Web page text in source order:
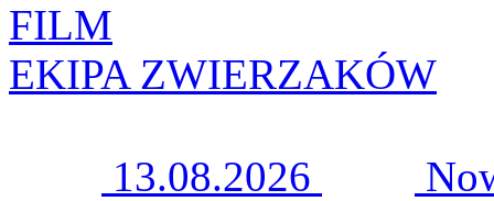
FILM
EKIPA ZWIERZAKÓW
13.08.2026